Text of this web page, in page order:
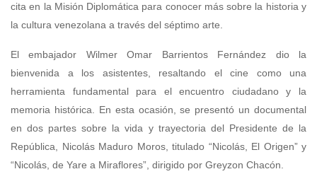
cita en la Misión Diplomática para conocer más sobre la historia y
la cultura venezolana a través del séptimo arte.
El embajador Wilmer Omar Barrientos Fernández dio la
bienvenida a los asistentes, resaltando el cine como una
herramienta fundamental para el encuentro ciudadano y la
memoria histórica. En esta ocasión, se presentó un documental
en dos partes sobre la vida y trayectoria del Presidente de la
República, Nicolás Maduro Moros, titulado “Nicolás, El Origen” y
“Nicolás, de Yare a Miraflores”, dirigido por Greyzon Chacón.